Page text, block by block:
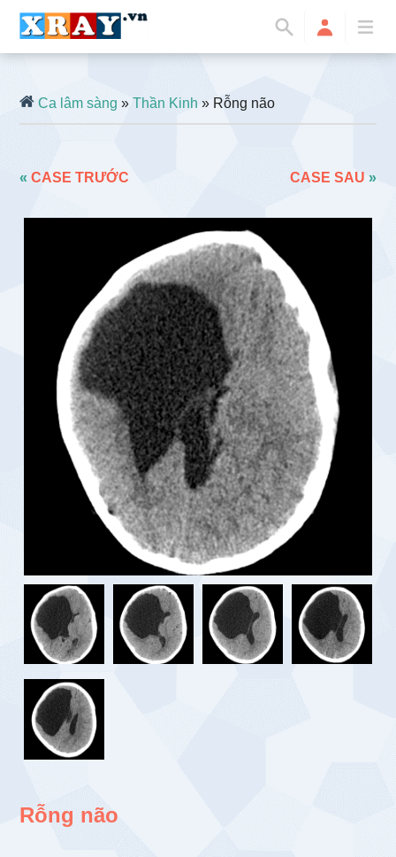
Ca lâm sàng »Thần Kinh » Rỗng não
«CASE TRƯỚC CASE SAU »
Rỗng não